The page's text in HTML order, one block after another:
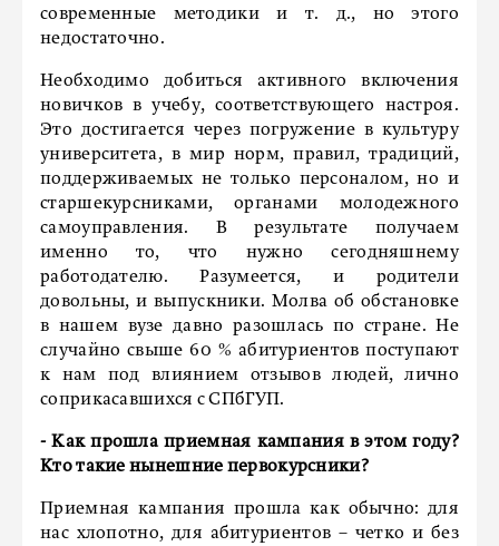
современные методики и т. д., но этого
недостаточно.
Необходимо добиться активного включения
новичков в учебу, соответствующего настроя.
Это достигается через погружение в культуру
университета, в мир норм, правил, традиций,
поддерживаемых не только персоналом, но и
старшекурсниками, органами молодежного
самоуправления. В результате получаем
именно то, что нужно сегодняшнему
работодателю. Разумеется, и родители
довольны, и выпускники. Молва об обстановке
в нашем вузе давно разошлась по стране. Не
случайно свыше 60 % абитуриентов поступают
к нам под влиянием отзывов людей, лично
соприкасавшихся с СПбГУП.
- Как прошла приемная кампания в этом году?
Кто такие нынешние первокурсники?
Приемная кампания прошла как обычно: для
нас хлопотно, для абитуриентов – четко и без